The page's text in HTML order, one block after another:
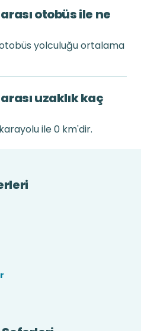
otobüs ile ne
otobüs yolculuğu ortalama
uzaklık kaç
ile 0 km'dir.